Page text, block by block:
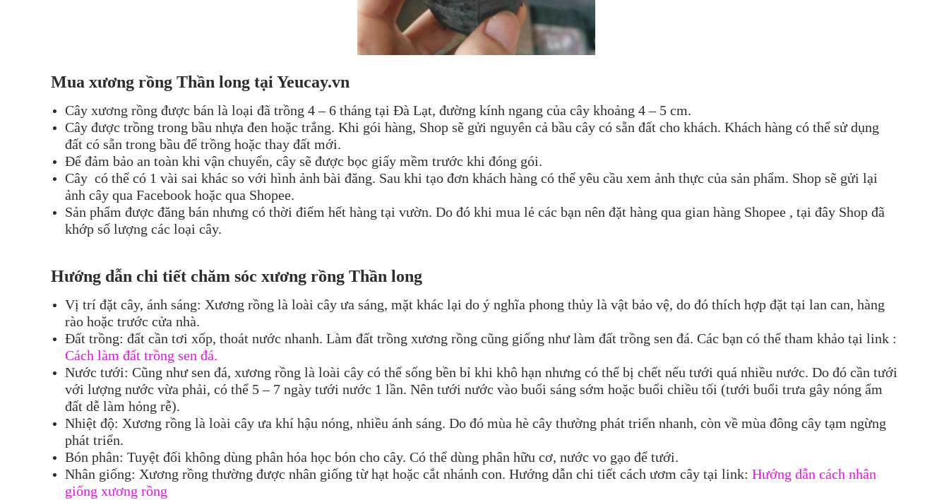
Mua xương rồng Thần long tại Yeucay.vn
Cây xương rồng được bán là loại đã trồng 4 – 6 tháng tại Đà Lạt, đường kính ngang của cây khoảng 4 – 5 cm.
Cây được trồng trong bầu nhựa đen hoặc trắng. Khi gói hàng, Shop sẽ gửi nguyên cả bầu cây có sẵn đất cho khách. Khách hàng có thể sử dụng
đất có sẵn trong bầu để trồng hoặc thay đất mới.
Để đảm bảo an toàn khi vận chuyển, cây sẽ được bọc giấy mềm trước khi đóng gói.
Cây có thể có 1 vài sai khác so với hình ảnh bài đăng. Sau khi tạo đơn khách hàng có thể yêu cầu xem ảnh thực của sản phẩm. Shop sẽ gửi lại
ảnh cây qua Facebook hoặc qua Shopee.
Sản phẩm được đăng bán nhưng có thời điểm hết hàng tại vườn. Do đó khi mua lẻ các bạn nên đặt hàng qua gian hàng Shopee , tại đây Shop đã
khớp số lượng các loại cây.
Hướng dẫn chi tiết chăm sóc xương rồng Thần long
Vị trí đặt cây, ánh sáng: Xương rồng là loài cây ưa sáng, mặt khác lại do ý nghĩa phong thủy là vật bảo vệ, do đó thích hợp đặt tại lan can, hàng
rào hoặc trước cửa nhà.
Đất trồng: đất cần tơi xốp, thoát nước nhanh. Làm đất trồng xương rồng cũng giống như làm đất trồng sen đá. Các bạn có thể tham khảo tại link :
Cách làm đất trồng sen đá.
Nước tưới: Cũng như sen đá, xương rồng là loài cây có thể sống bền bỉ khi khô hạn nhưng có thể bị chết nếu tưới quá nhiều nước. Do đó cần tưới
với lượng nước vừa phải, có thể 5 – 7 ngày tưới nước 1 lần. Nên tưới nước vào buổi sáng sớm hoặc buổi chiều tối (tưới buổi trưa gây nóng ẩm
đất dễ làm hỏng rễ).
Nhiệt độ: Xương rồng là loài cây ưa khí hậu nóng, nhiều ánh sáng. Do đó mùa hè cây thường phát triển nhanh, còn về mùa đông cây tạm ngừng
phát triển.
Bón phân: Tuyệt đối không dùng phân hóa học bón cho cây. Có thể dùng phân hữu cơ, nước vo gạo để tưới.
Nhân giống: Xương rồng thường được nhân giống từ hạt hoặc cắt nhánh con. Hướng dẫn chi tiết cách ươm cây tại link: Hướng dẫn cách nhân
giống xương rồng